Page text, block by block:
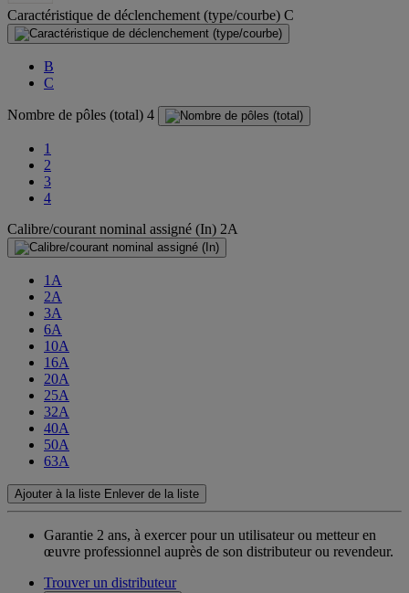
Caractéristique de déclenchement (type/courbe) C
B
C
Nombre de pôles (total) 4
1
2
3
4
Calibre/courant nominal assigné (In) 2A
1A
2A
3A
6A
10A
16A
20A
25A
32A
40A
50A
63A
Ajouter à la liste Enlever de la liste
Garantie 2 ans, à exercer pour un utilisateur ou metteur en
œuvre professionnel auprès de son distributeur ou revendeur.
Trouver un distributeur